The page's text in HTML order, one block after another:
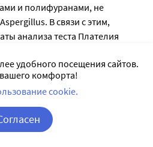
и полифуранами, не
В связи с этим,
анализа теста Плателия
кислота, следует
и подтверждать
методами.
Aмоксициллин +
мг/31,25 мг содержится 0,16
удобного посещения сайтов.
комфорта!
cookie.